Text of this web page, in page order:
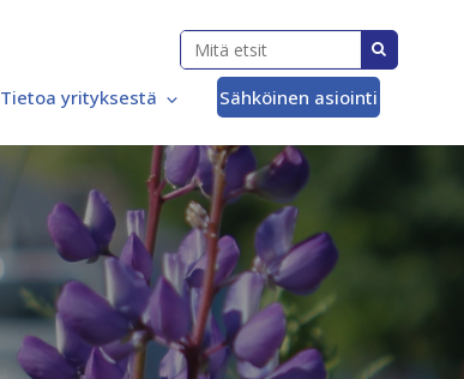
Tietoa yrityksestä Sähköinen asiointi